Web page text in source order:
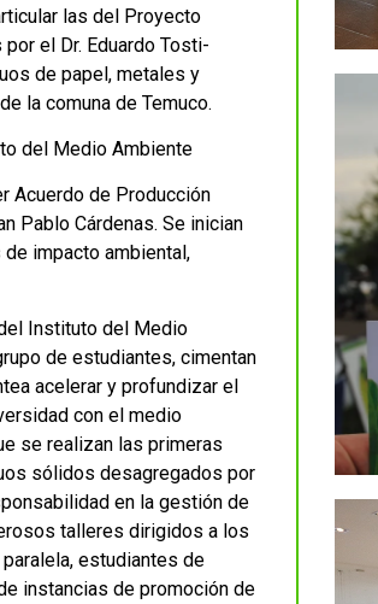
las del Proyecto
el Dr. Eduardo Tosti-
de papel, metales y
la comuna de Temuco.
del Medio Ambiente
Acuerdo de Producción
Pablo Cárdenas. Se inician
impacto ambiental,
Instituto del Medio
de estudiantes, cimentan
acelerar y profundizar el
con el medio
se realizan las primeras
sólidos desagregados por
en la gestión de
talleres dirigidos a los
estudiantes de
instancias de promoción de